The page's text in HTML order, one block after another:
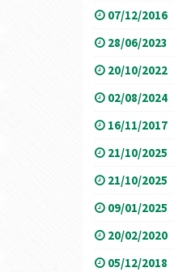
07/12/2016
28/06/2023
20/10/2022
02/08/2024
16/11/2017
21/10/2025
21/10/2025
09/01/2025
20/02/2020
05/12/2018